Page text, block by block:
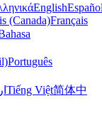
English
(Canada)Français
Português
Tiếng Việt简体中